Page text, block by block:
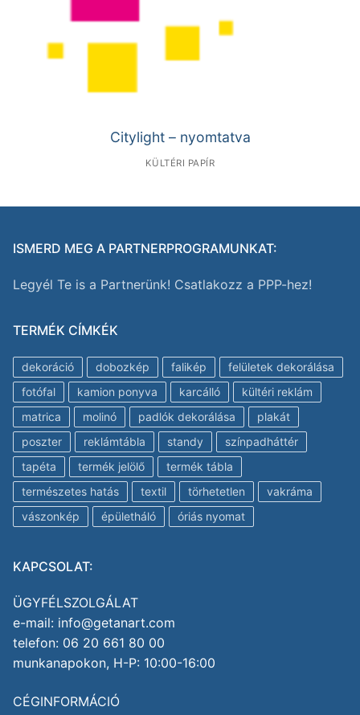
Citylight – nyomtatva
KÜLTÉRI PAPÍR
ISMERD MEG A PARTNERPROGRAMUNKAT:
Legyél Te is a Partnerünk! Csatlakozz a PPP-hez!
TERMÉK CÍMKÉK
dekoráció dobozkép falikép
felületek dekorálása
fotófal
kamion ponyva karcálló
kültéri reklám
matrica
molinó padlók dekorálása
plakát
poszter
reklámtábla standy
színpadháttér
tapéta
termék jelölő
termék tábla
természetes hatás
textil törhetetlen
vakráma
vászonkép
épületháló óriás nyomat
KAPCSOLAT:
ÜGYFÉLSZOLGÁLAT
e-mail: info@getanart.com
telefon: 06 20 661 80 00
munkanapokon, H-P: 10:00-16:00
CÉGINFORMÁCIÓ